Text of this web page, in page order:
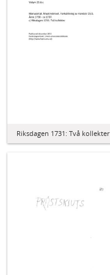
Riksdagen 1731: Två kollekter